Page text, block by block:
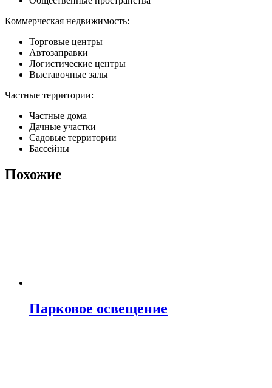
Коммерческая недвижимость:
Торговые центры
Автозаправки
Логистические центры
Выставочные залы
Частные территории:
Частные дома
Дачные участки
Садовые территории
Бассейны
Похожие
Парковое освещение